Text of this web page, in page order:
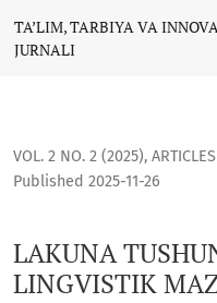
TA’LIM, TARBIYA VA
JURNALI
VOL. 2 NO. 2 (2025), ARTICLES
LAKUNA
LINGVISTIK
Published 2025-11-26